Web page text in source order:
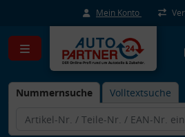
Mein Konto
Nummernsuche Volltextsuche